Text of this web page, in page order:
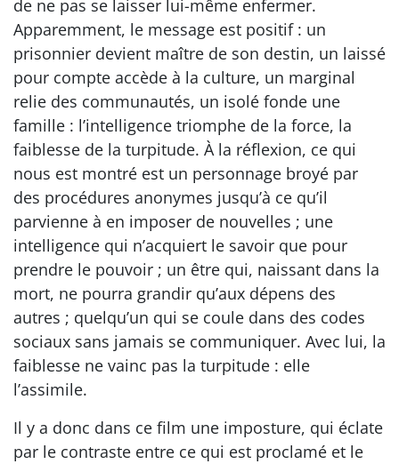
de ne pas se laisser lui-même enfermer.
Apparemment, le message est positif : un
prisonnier devient maître de son destin, un laissé
pour compte accède à la culture, un marginal
relie des communautés, un isolé fonde une
famille : l’intelligence triomphe de la force, la
faiblesse de la turpitude. À la réflexion, ce qui
nous est montré est un personnage broyé par
des procédures anonymes jusqu’à ce qu’il
parvienne à en imposer de nouvelles ; une
intelligence qui n’acquiert le savoir que pour
prendre le pouvoir ; un être qui, naissant dans la
mort, ne pourra grandir qu’aux dépens des
autres ; quelqu’un qui se coule dans des codes
sociaux sans jamais se communiquer. Avec lui, la
faiblesse ne vainc pas la turpitude : elle
l’assimile.
Il y a donc dans ce film une imposture, qui éclate
par le contraste entre ce qui est proclamé et le